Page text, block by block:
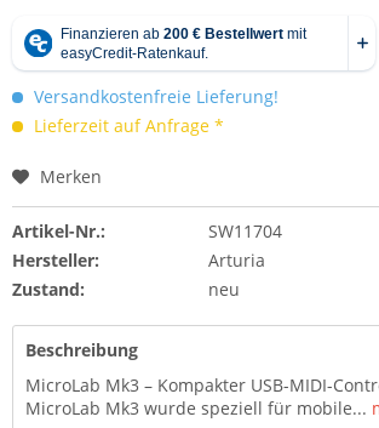
Versandkostenfreie Lieferung!
Lieferzeit auf Anfrage *
Merken
Artikel-Nr.:
SW11704
Hersteller:
Arturia
Zustand:
neu
Beschreibung
MicroLab Mk3 – Kompakter USB-MIDI-
MicroLab Mk3 wurde speziell für mobile...